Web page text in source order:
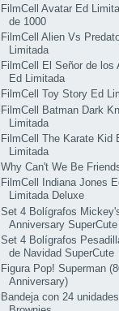
FilmCell Avatar Ed
de 1000
FilmCell Alien Vs
Limitada
FilmCell El Señor de los
Ed Limitada
FilmCell Toy Story Ed
FilmCell Batman Dark
Limitada
FilmCell The Karate Kid
Limitada
Why Can't We Be
FilmCell Indiana Jones
Limitada Deluxe
Set 4 Bolígrafos
Anniversary SuperCute
Set 4 Bolígrafos
de Navidad SuperCute
Figura Pop! Superman
Anniversary)
Bandeja con 24